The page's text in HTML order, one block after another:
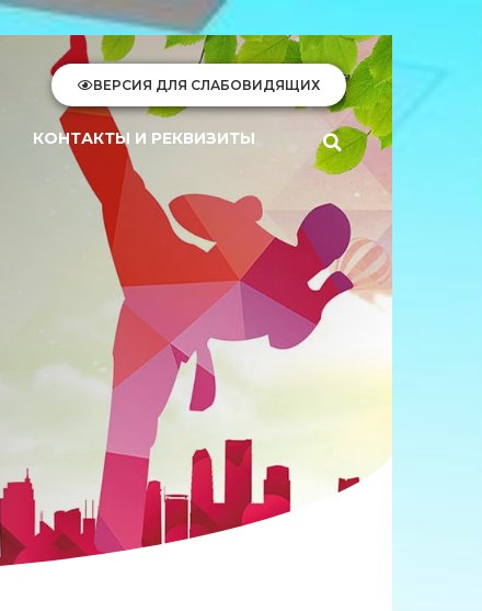
ВЕРСИЯ ДЛЯ СЛАБОВИДЯЩИХ
КОНТАКТЫ И РЕКВИЗИТЫ